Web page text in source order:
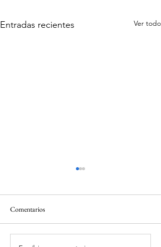
Entradas recientes Ver todo
Comentarios